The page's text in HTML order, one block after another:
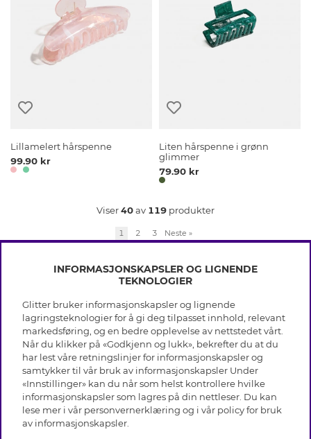
Lillamelert hårspenne
99.90 kr
Liten hårspenne i grønn
glimmer
79.90 kr
Viser40av 119 produkter
1 2 3 Neste »
INFO
Vilkår
Personvern
Cookies
Medlemsvilkår
Jobb hos Glitter
Tilbakekalling
Gavekort saldo
OM GLITTER
Black Friday
Våre butikker
Varemerker
Selskapets historie
HJELP
Vanlige spørsmål
Kundeservice
INFORMASJONSKAPSLER OG LIGNENDE
TEKNOLOGIER
Glitter bruker informasjonskapsler og lignende
lagringsteknologier for å gi deg tilpasset innhold, relevant
markedsføring, og en bedre opplevelse av nettstedet vårt.
Når du klikker på «Godkjenn og lukk», bekrefter du at du
har lest våre retningslinjer for informasjonskapsler og
samtykker til vår bruk av informasjonskapsler Under
«Innstillinger» kan du når som helst kontrollere hvilke
informasjonskapsler som lagres på din nettleser. Du kan
lese mer i vår personvernerklæring og i vår policy for bruk
av informasjonskapsler